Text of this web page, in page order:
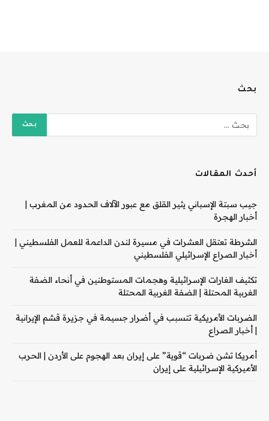
بحث
أحدث المقالات
جيب سبتة الإسباني يثير القلق مع عبور الآلاف الحدود من المغرب |
أخبار الهجرة
الشرطة تعتقل العشرات في مسيرة لندن الداعمة للعمل الفلسطيني |
أخبار الصراع الإسرائيلي الفلسطيني
تكثيف الغارات الإسرائيلية وهجمات المستوطنين في أنحاء الضفة
الغربية المحتلة | الضفة الغربية المحتلة
الضربات الأمريكية تتسبب في أضرار جسيمة في جزيرة قشم الإيرانية
| أخبار الصراع
أمريكا تشن ضربات “قوية” على إيران بعد الهجوم على الأردن | الحرب
الأميركية الإسرائيلية على إيران